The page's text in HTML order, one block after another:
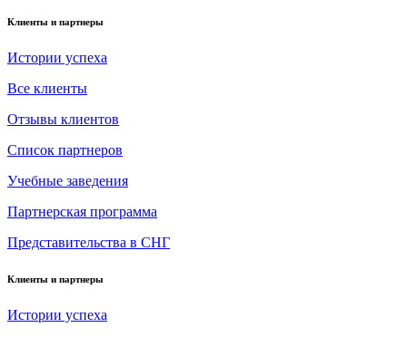
Клиенты и партнеры
Истории успеха
Все клиенты
Отзывы клиентов
Список партнеров
Учебные заведения
Партнерская программа
Представительства в СНГ
Клиенты и партнеры
Истории успеха